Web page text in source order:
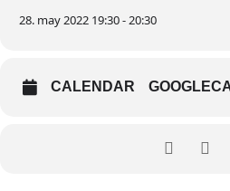
28. may 2022 19:30 - 20:30
CALENDAR